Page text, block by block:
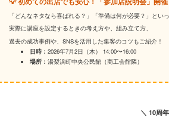
「どんなネタなら喜ばれる？」「準備は何が必要？」とい
実際に講座を設定するときの考え方や、組み立て方、
過去の成功事例や、SNSを活用した集客のコツもご紹介！
日時： 2026年7月2日（木） 14:00〜16:00
場所： 湯梨浜町中央公民館（商工会館隣）
＼ 10周